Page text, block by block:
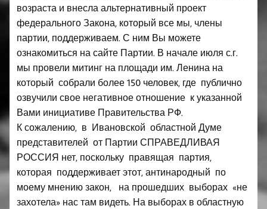
возраста и внесла альтернативный проект
федерального Закона, который все мы, члены
партии, поддерживаем. С ним Вы можете
ознакомиться на сайте Партии. В начале июля с.г.
мы провели митинг на площади им. Ленина на
который собрали более 150 человек, где публично
озвучили свое негативное отношение к указанной
Вами инициативе Правительства РФ.
К сожалению, в Ивановской областной Думе
представителей от Партии СПРАВЕДЛИВАЯ
РОССИЯ нет, поскольку правящая партия,
которая поддерживает этот, антинародный по
моему мнению закон, на прошедших выборах «не
захотела» нас там видеть. На выборах в областную